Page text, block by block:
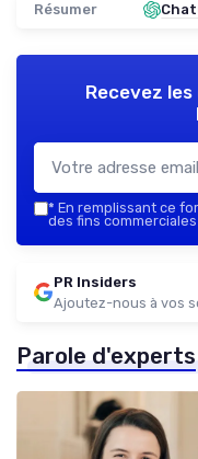
Résumer
Recevez
* En remplissant ce
des fins
PR Insiders
Ajoutez-nous à vos
Parole d'experts